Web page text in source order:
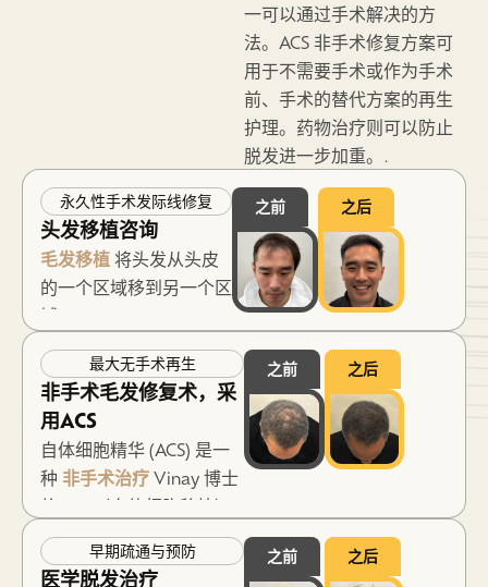
一可以通过手术解决的方
法。ACS 非手术修复方案可
用于不需要手术或作为手术
前、手术的替代方案的再生
护理。药物治疗则可以防止
脱发进一步加重。.
永久性手术发际线修复
头发移植咨询
毛发移植将头发从头皮
的一个区域移到另一个区
域。Northwestern Hair
包括微型PUE— 一种
对标准FUE的改进，旨在
产生更健康的毛囊单位和
更自然的效果，能够经得
起数十年时间的考验。
Deerfield咨询评估在特
定病例中可能实现的结
果：供体容量、发际线设
之前 之后
最大无手术再生
非手术毛发修复术，采
用ACS
自体细胞精华 (ACS) 是一
种 非手术治疗Vinay 博士
将 ACS（自体细胞移植）
定位为一种可与移植手术
并行的疗法，而非处于其
之前 之后
早期疏通与预防
医学脱发治疗
之前 之后